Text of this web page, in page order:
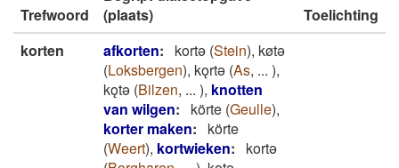
Trefwoord
(plaats)
Toelichting
korten
afkorten: kortǝ (Stein), køtǝ
(Loksbergen), kǫrtǝ (As, ... ),
kǫtǝ (Bilzen, ... ), knotten
van wilgen: körte (Geulle),
korter maken:
körte
(Weert), kortwieken:
kortǝ